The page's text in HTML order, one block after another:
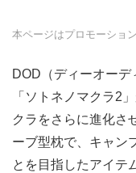
本ページはプロモーショ
DOD（ディーオー
「ソトネノマクラ2
クラをさらに進化さ
ーブ型枕で、キャン
とを目指したアイテ